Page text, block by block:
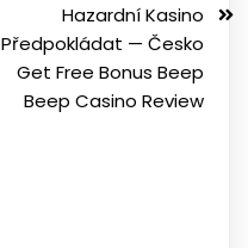
Hazardní Kasino
Předpokládat — Česko
Get Free Bonus Beep
Beep Casino Review